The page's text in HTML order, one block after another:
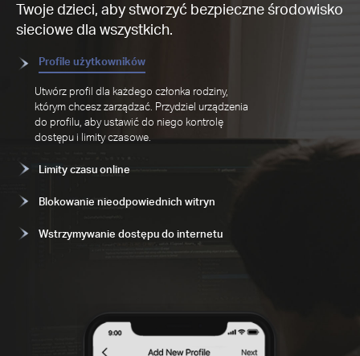
Twoje dzieci, aby stworzyć bezpieczne środowisko
sieciowe dla wszystkich.
Profile użytkowników
Utwórz profil dla każdego członka rodziny,
którym chcesz zarządzać. Przydziel urządzenia
do profilu, aby ustawić do niego kontrolę
dostępu i limity czasowe.
Limity czasu online
Blokowanie nieodpowiednich witryn
Wstrzymywanie dostępu do internetu